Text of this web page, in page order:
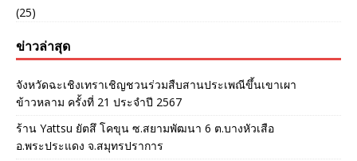
(25)
ข่าวล่าสุด
จังหวัดฉะเชิงเทราเชิญชวนร่วมสืบสานประเพณีขึ้นเขาเผา
ข้าวหลาม ครั้งที่ 21 ประจำปี 2567
ร้าน Yattsu ยัตสึ โคขุน ซ.สยามพัฒนา 6 ต.บางหัวเสือ
อ.พระประแดง จ.สมุทรปราการ